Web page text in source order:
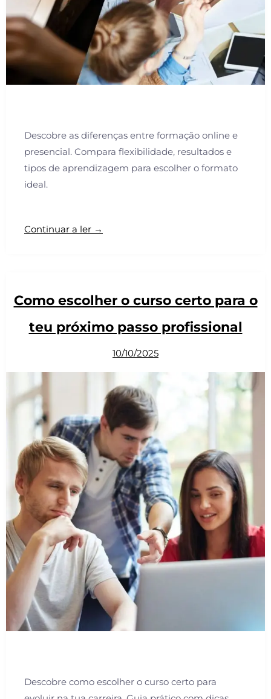
Descobre as diferenças entre formação online e
presencial. Compara flexibilidade, resultados e
tipos de aprendizagem para escolher o formato
ideal.
Continuar a ler →
Como escolher o curso certo para o
teu próximo passo profissional
10/10/2025
Descobre como escolher o curso certo para